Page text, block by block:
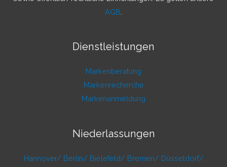
AGB
Dienstleistungen
Markenberatung
Markenrecherche
Markenanmeldung
Niederlassungen
Hannover/ Berlin/ Bielefeld/ Bremen/ Düsseldorf/